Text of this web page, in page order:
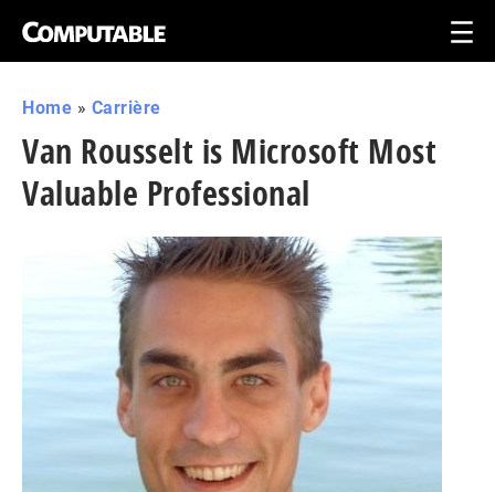
Home » Carrière
Van Rousselt is Microsoft Most
Valuable Professional